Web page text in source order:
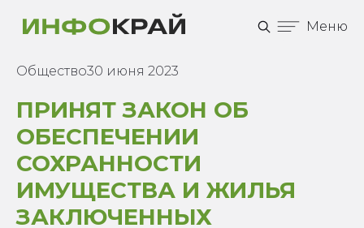
Меню
Общество30 июня 2023
ПРИНЯТ ЗАКОН ОБ
ОБЕСПЕЧЕНИИ
СОХРАННОСТИ
ИМУЩЕСТВА И ЖИЛЬЯ
ЗАКЛЮЧЕННЫХ